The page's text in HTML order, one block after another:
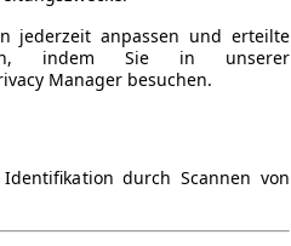
jederzeit anpassen und erteilte
indem Sie in unserer
Manager besuchen.
durch Scannen von